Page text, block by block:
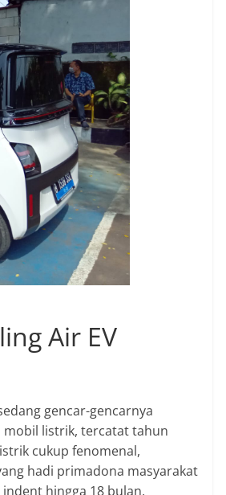
Air EV
gencar-gencarnya
listrik, tercatat tahun
cukup fenomenal,
hadi primadona masyarakat
hingga 18 bulan,